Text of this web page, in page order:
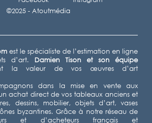
©2025 - Atoutmédia
est le spécialiste de l’estimation en ligne
d’art. Damien Tison
et son équipe
la valeur de vos œuvres d’art
dans la mise en vente aux
achat direct de vos tableaux anciens et
dessins, mobilier, objets d’art, vases
byzantines. Grâce à notre réseau de
et d’acheteurs français et